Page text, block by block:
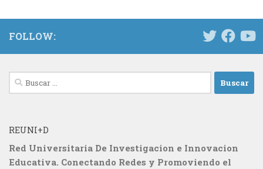
FOLLOW:
Buscar:
REUNI+D
Red Universitaria De Investigacion e Innovacion
Educativa. Conectando Redes y Promoviendo el